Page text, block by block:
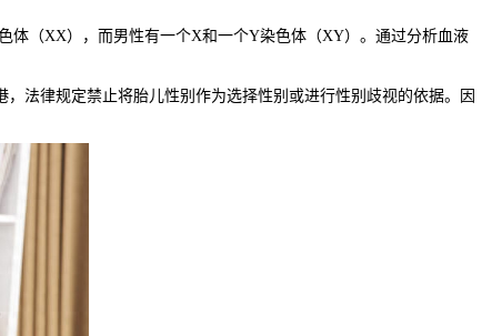
（XX），而男性有一个X和一个Y染色体（XY）。通过分析血液
法律规定禁止将胎儿性别作为选择性别或进行性别歧视的依据。因